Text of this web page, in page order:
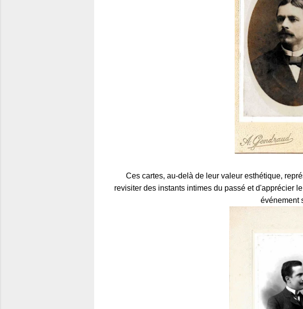
Ces cartes, au-delà de leur valeur esthétique,
revisiter des instants intimes du passé et d'apprécier
événement